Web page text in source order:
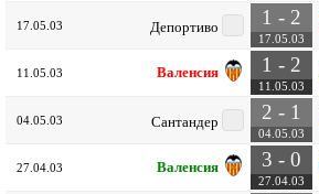
17.05.03 Депортиво 1 - 2
17.05.03
11.05.03 Валенсия 1 - 2
11.05.03
04.05.03 Сантандер 2 - 1
04.05.03
27.04.03 Валенсия 3 - 0
27.04.03